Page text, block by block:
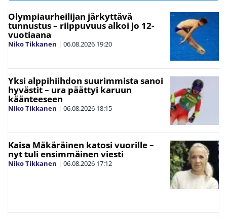
Olympiaurheilijan järkyttävä
tunnustus – riippuvuus alkoi jo 12-
vuotiaana
Niko Tikkanen | 06.08.2026 19:20
Yksi alppihiihdon suurimmista sanoi
hyvästit – ura päättyi karuun
käänteeseen
Niko Tikkanen | 06.08.2026 18:15
Kaisa Mäkäräinen katosi vuorille –
nyt tuli ensimmäinen viesti
Niko Tikkanen | 06.08.2026 17:12